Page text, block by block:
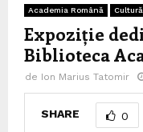
Academia Română Cultură
Expoziție
Biblioteca
de Ion Marius Tatomir
SHARE 0